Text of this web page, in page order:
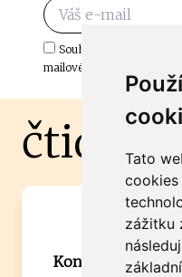
Tato
cookies
zážitku
Souhlasím s odběrem
mailové schránky.
Máte
Kontaktujte